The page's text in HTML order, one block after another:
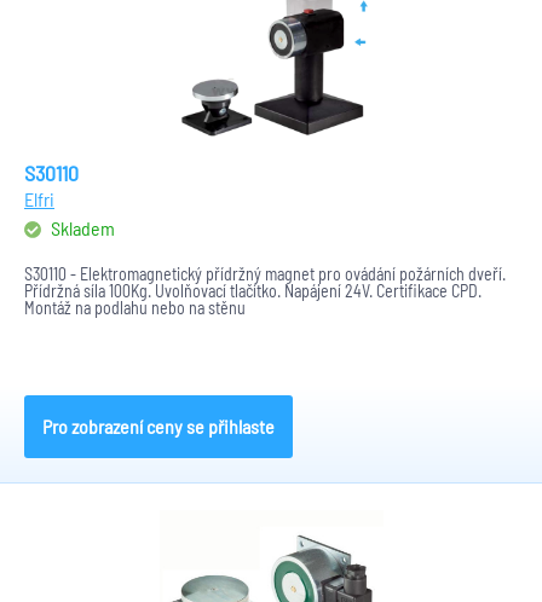
S30110
Elfri
Skladem
S30110 - Elektromagnetický přídržný magnet pro ovádání požárních dveří.
Přídržná síla 100Kg. Uvolňovací tlačítko. Napájení 24V. Certifikace CPD.
Montáž na podlahu nebo na stěnu
Pro zobrazení ceny se přihlaste